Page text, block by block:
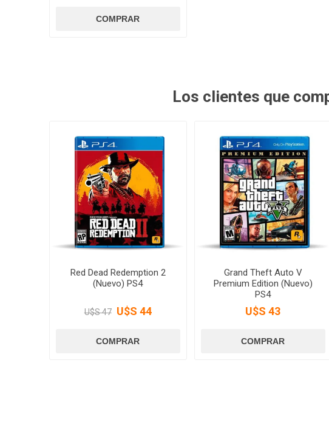
Los clientes que
Red Dead Redemption 2
(Nuevo) PS4
U$S 47 U$S 44
Grand Theft Auto V
Premium Edition (Nuevo)
PS4
U$S 43